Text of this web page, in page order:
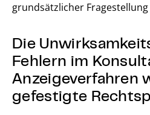
grundsätzlicher
Die
Fehlern im
Anzeigeverfahren
gefestigte